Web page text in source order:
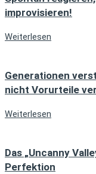
improvisieren!
Weiterlesen
Generationen
nicht Vorurteile
Weiterlesen
Das „Uncanny
Perfektion